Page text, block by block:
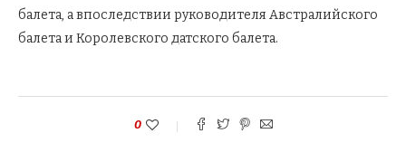
балета, а впоследствии руководителя Австралийского
балета и Королевского датского балета.
0